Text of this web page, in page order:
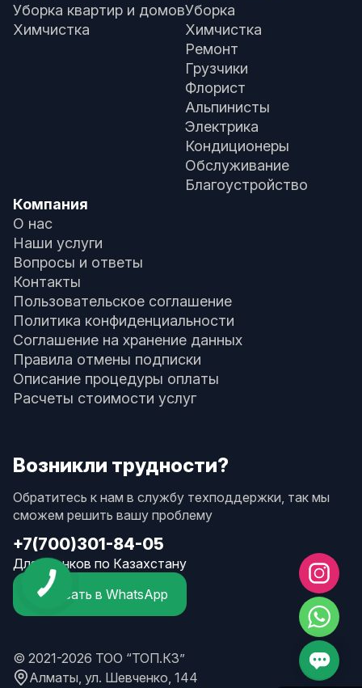
Уборка квартир и домов
Химчистка
Уборка
Химчистка
Ремонт
Грузчики
Флорист
Альпинисты
Электрика
Кондиционеры
Обслуживание
Благоустройство
Компания
О нас
Наши услуги
Вопросы и ответы
Контакты
Пользовательское соглашение
Политика конфиденциальности
Соглашение на хранение данных
Правила отмены подписки
Описание процедуры оплаты
Расчеты стоимости услуг
Возникли трудности?
Обратитесь к нам в службу техподдержки, так мы
сможем решить вашу проблему
+7(700)301-84-05
Для звонков по Казахстану
Написать в WhatsApp
© 2021-2026 ТОО “ТОП.КЗ”
Алматы, ул. Шевченко, 144